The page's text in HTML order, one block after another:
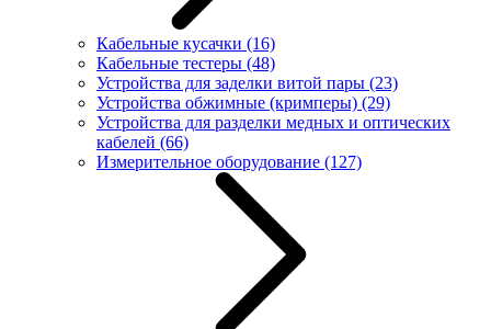
Кабельные кусачки (16)
Кабельные тестеры (48)
Устройства для заделки витой пары (23)
Устройства обжимные (кримперы) (29)
Устройства для разделки медных и оптических
кабелей (66)
Измерительное оборудование (127)